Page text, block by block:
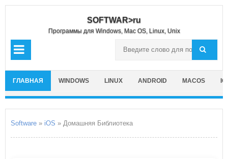
SOFTWAR>ru
Программы для Windows, Mac OS, Linux, Unix
ГЛАВНАЯ WINDOWS LINUX ANDROID MACOS
Software » iOS » Домашняя Библиотека